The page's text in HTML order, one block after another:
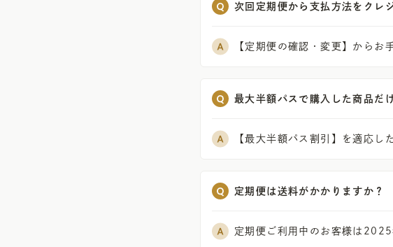
次回定期便から支払方法をクレ
【定期便の確認・変更】からお
最大半額パスで購入した商品だ
【最大半額パス割引】を適応し
定期便は送料がかかりますか？
定期便ご利用中のお客様は